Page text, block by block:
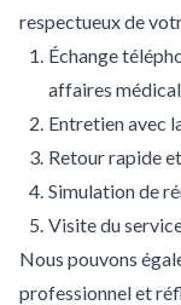
respectueux de
Échange
affaires
Entretien avec
Retour rapide
Simulation de
Visite du
Nous pouvons
professionnel et